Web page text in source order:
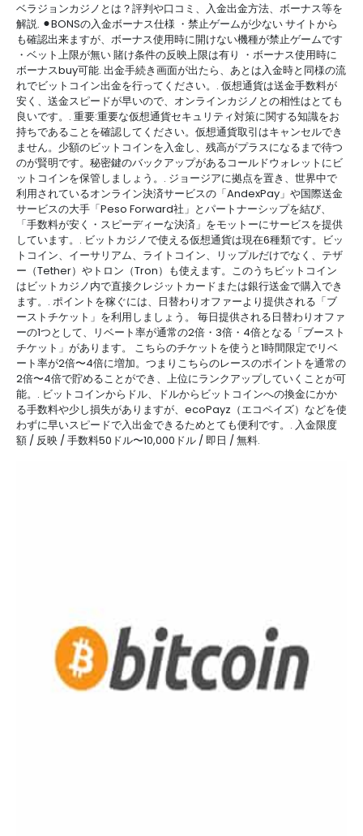
ベラジョンカジノとは？評判や口コミ、入金出金方法、ボーナス等を
解説. ⚫︎BONSの入金ボーナス仕様 ・禁止ゲームが少ない サイトから
も確認出来ますが、ボーナス使用時に開けない機種が禁止ゲームです
・ベット上限が無い 賭け条件の反映上限は有り ・ボーナス使用時に
ボーナスbuy可能. 出金手続き画面が出たら、あとは入金時と同様の流
れでビットコイン出金を行ってください。. 仮想通貨は送金手数料が
安く、送金スピードが早いので、オンラインカジノとの相性はとても
良いです。. 重要:重要な仮想通貨セキュリティ対策に関する知識をお
持ちであることを確認してください。仮想通貨取引はキャンセルでき
ません。少額のビットコインを入金し、残高がプラスになるまで待つ
のが賢明です。秘密鍵のバックアップがあるコールドウォレットにビ
ットコインを保管しましょう。. ジョージアに拠点を置き、世界中で
利用されているオンライン決済サービスの「AndexPay」や国際送金
サービスの大手「Peso Forward社」とパートナーシップを結び、
「手数料が安く・スピーディーな決済」をモットーにサービスを提供
しています。. ビットカジノで使える仮想通貨は現在6種類です。ビッ
トコイン、イーサリアム、ライトコイン、リップルだけでなく、テザ
ー（Tether）やトロン（Tron）も使えます。このうちビットコイン
はビットカジノ内で直接クレジットカードまたは銀行送金で購入でき
ます。. ポイントを稼ぐには、日替わりオファーより提供される「ブ
ーストチケット」を利用しましょう。 毎日提供される日替わりオファ
ーの1つとして、リベート率が通常の2倍・3倍・4倍となる「ブースト
チケット」があります。 こちらのチケットを使うと1時間限定でリベ
ート率が2倍〜4倍に増加。つまりこちらのレースのポイントを通常の
2倍〜4倍で貯めることができ、上位にランクアップしていくことが可
能。. ビットコインからドル、ドルからビットコインへの換金にかか
る手数料や少し損失がありますが、ecoPayz（エコペイズ）などを使
わずに早いスピードで入出金できるためとても便利です。. 入金限度
額 / 反映 / 手数料50ドル〜10,000ドル / 即日 / 無料.